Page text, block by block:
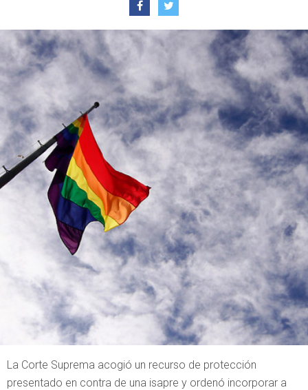
La Corte Suprema acogió un recurso de protección
presentado en contra de una isapre y ordenó incorporar a